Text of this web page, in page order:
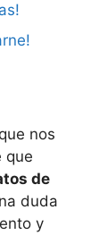
nos
que
de
duda
y